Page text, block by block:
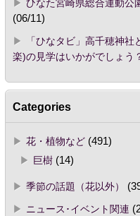
ひなた宮崎県総合運動公
(06/11)
「ひなタビ」高千穂神
楽)の見学はいかがでしょう
Categories
花・植物など(491)
巨樹(14)
季節の話題（花以外）
ニュース･イベント関連